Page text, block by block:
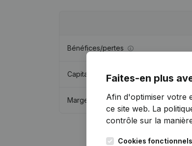
Bénéfices/pertes
Capitaux propres
Marge brute
Faites-en plus
Afin d'optimiser votre
ce site web. La
contrôle sur la
Cookies fonctionnels